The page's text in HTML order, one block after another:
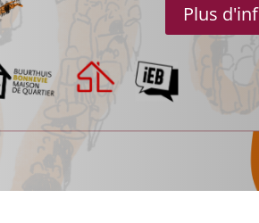
Plus